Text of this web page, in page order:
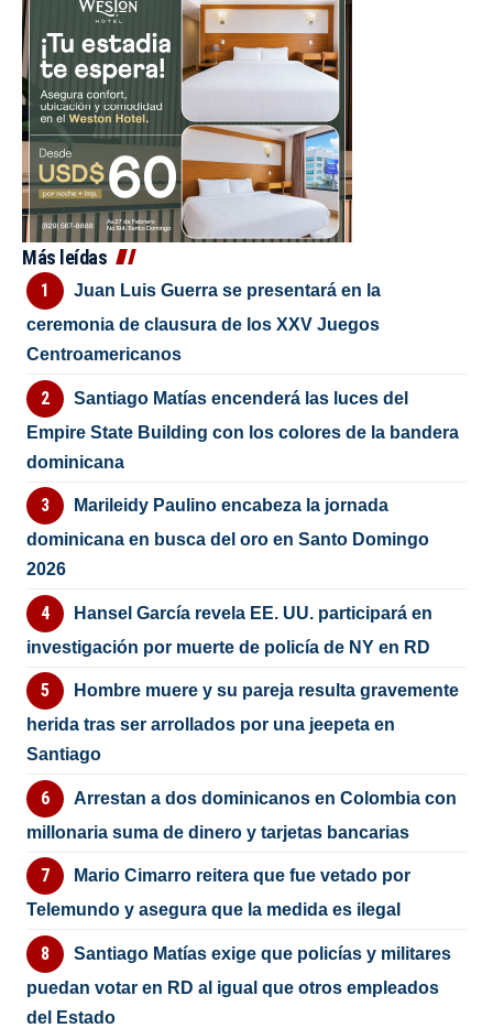
Más leídas
Juan Luis Guerra se presentará en la
ceremonia de clausura de los XXV Juegos
Centroamericanos
Santiago Matías encenderá las luces del
Empire State Building con los colores de la bandera
dominicana
Marileidy Paulino encabeza la jornada
dominicana en busca del oro en Santo Domingo
2026
Hansel García revela EE. UU. participará en
investigación por muerte de policía de NY en RD
Hombre muere y su pareja resulta gravemente
herida tras ser arrollados por una jeepeta en
Santiago
Arrestan a dos dominicanos en Colombia con
millonaria suma de dinero y tarjetas bancarias
Mario Cimarro reitera que fue vetado por
Telemundo y asegura que la medida es ilegal
Santiago Matías exige que policías y militares
puedan votar en RD al igual que otros empleados
del Estado